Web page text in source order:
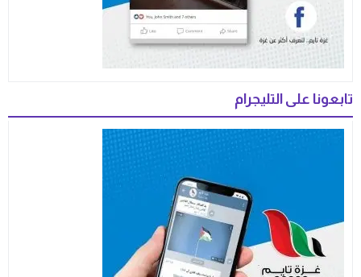
تابعونا على التليجرام